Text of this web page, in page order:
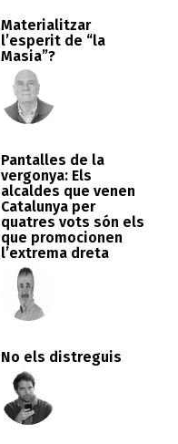
Materialitzar
l’esperit de “la
Masia”?
Pantalles de la
vergonya: Els
alcaldes que venen
Catalunya per
quatres vots són els
que promocionen
l’extrema dreta
No els distreguis